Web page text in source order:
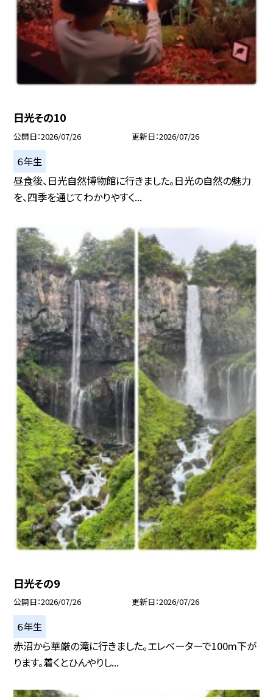
日光その10
公開日 2026/07/26 更新日 2026/07/26
６年生
昼食後、日光自然博物館に行きました。日光の自然の魅力
を、四季を通じてわかりやすく...
日光その9
公開日 2026/07/26 更新日 2026/07/26
６年生
赤沼から華厳の滝に行きました。エレベーターで100m下が
ります。着くとひんやりし...